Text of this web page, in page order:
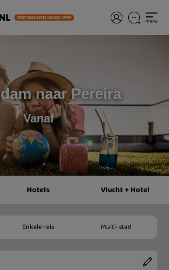
naar Pereira
Vanaf